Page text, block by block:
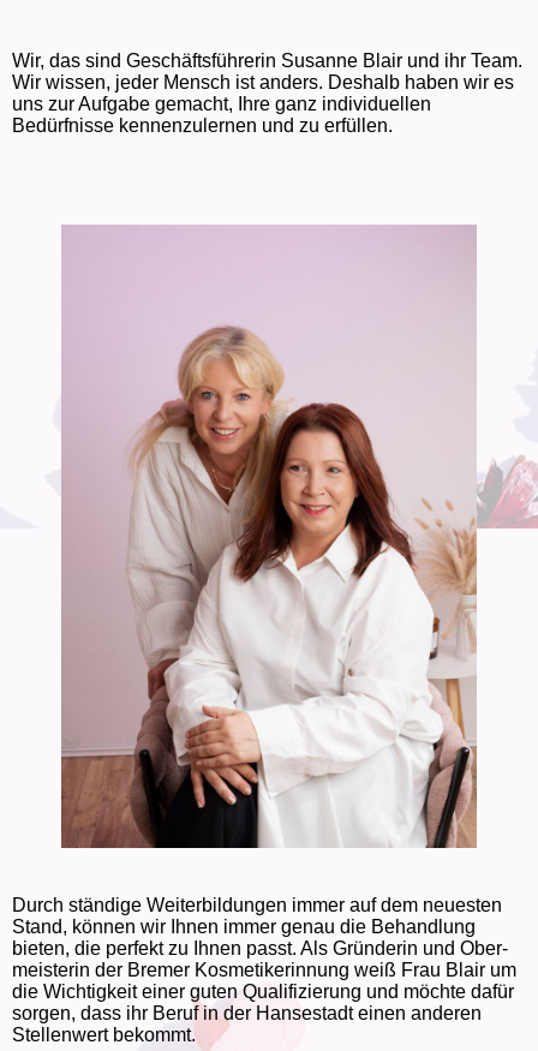
Wir, das sind Geschäfts­führerin Susanne Blair und ihr Team.
Wir wissen, jeder Mensch ist anders. Deshalb haben wir es
uns zur Aufgabe gemacht, Ihre ganz indivi­duellen
Bedürfnisse kennenzulernen und zu erfüllen.
Durch ständige Weiter­bildungen immer auf dem neuesten
Stand, können wir Ihnen immer genau die Behandlung
bieten, die perfekt zu Ihnen passt. Als Gründerin und Ober­
meisterin der Bremer Kosmetiker­innung weiß Frau Blair um
die Wichtig­keit einer guten Qualifizierung und möchte dafür
sorgen, dass ihr Beruf in der Hansestadt einen anderen
Stellenwert bekommt.